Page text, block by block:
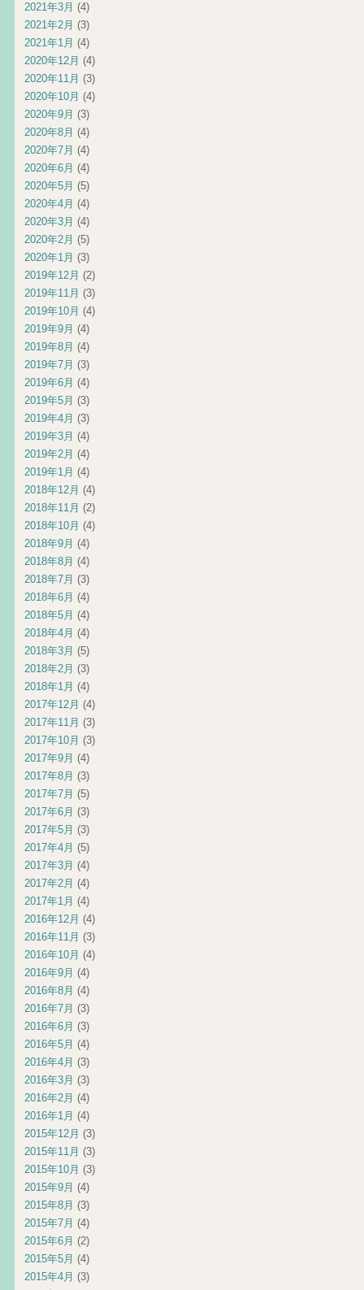
2021年3月 (4)
2021年2月 (3)
2021年1月 (4)
2020年12月 (4)
2020年11月 (3)
2020年10月 (4)
2020年9月 (3)
2020年8月 (4)
2020年7月 (4)
2020年6月 (4)
2020年5月 (5)
2020年4月 (4)
2020年3月 (4)
2020年2月 (5)
2020年1月 (3)
2019年12月 (2)
2019年11月 (3)
2019年10月 (4)
2019年9月 (4)
2019年8月 (4)
2019年7月 (3)
2019年6月 (4)
2019年5月 (3)
2019年4月 (3)
2019年3月 (4)
2019年2月 (4)
2019年1月 (4)
2018年12月 (4)
2018年11月 (2)
2018年10月 (4)
2018年9月 (4)
2018年8月 (4)
2018年7月 (3)
2018年6月 (4)
2018年5月 (4)
2018年4月 (4)
2018年3月 (5)
2018年2月 (3)
2018年1月 (4)
2017年12月 (4)
2017年11月 (3)
2017年10月 (3)
2017年9月 (4)
2017年8月 (3)
2017年7月 (5)
2017年6月 (3)
2017年5月 (3)
2017年4月 (5)
2017年3月 (4)
2017年2月 (4)
2017年1月 (4)
2016年12月 (4)
2016年11月 (3)
2016年10月 (4)
2016年9月 (4)
2016年8月 (4)
2016年7月 (3)
2016年6月 (3)
2016年5月 (4)
2016年4月 (3)
2016年3月 (3)
2016年2月 (4)
2016年1月 (4)
2015年12月 (3)
2015年11月 (3)
2015年10月 (3)
2015年9月 (4)
2015年8月 (3)
2015年7月 (4)
2015年6月 (2)
2015年5月 (4)
2015年4月 (3)